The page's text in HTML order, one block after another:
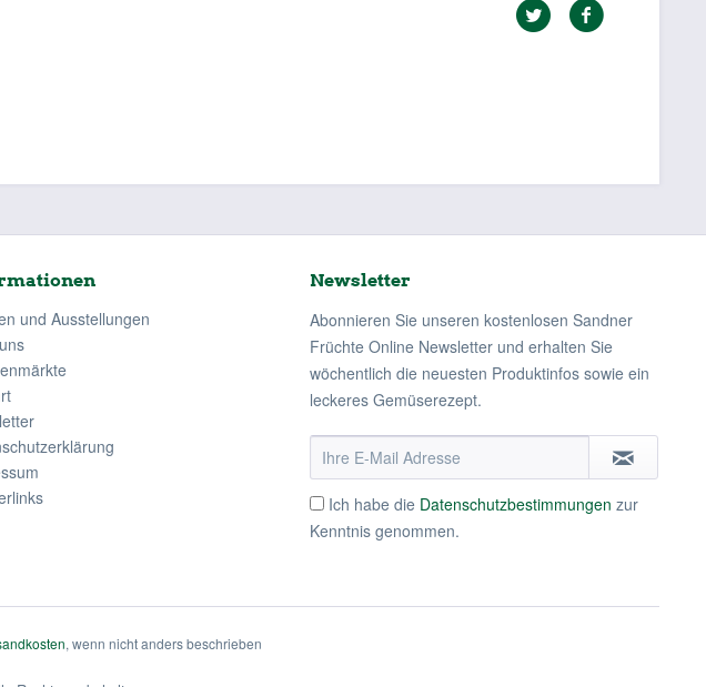
und Ausstellungen
Newsletter
Abonnieren Sie unseren kostenlosen Sandner
Früchte Online Newsletter und erhalten Sie
wöchentlich die neuesten Produktinfos sowie ein
leckeres Gemüserezept.
Ich habe die Datenschutzbestimmungen zur
Kenntnis genommen.
, wenn nicht anders beschrieben